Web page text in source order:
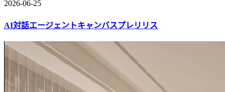
2026-06-25
AI対話エージェントキャンバスプレリリス